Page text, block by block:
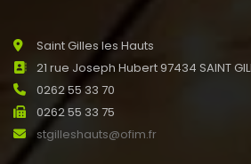
Saint Gilles les Hauts
21 rue Joseph Hubert 97434 SAINT
0262 55 33 70
0262 55 33 75
stgilleshauts@ofim.fr